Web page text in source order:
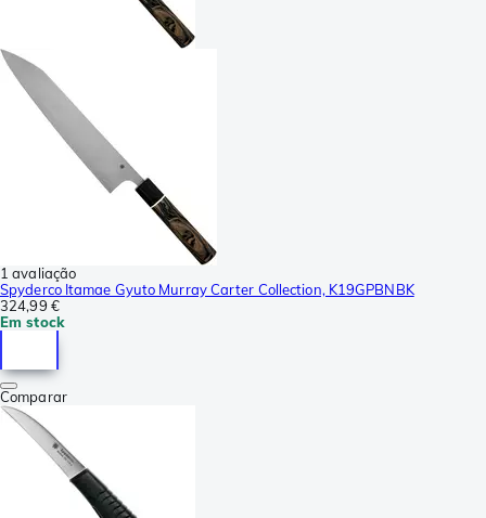
1 avaliação
Spyderco Itamae Gyuto Murray Carter Collection, K19GPBNBK
324,99 €
Em stock
Comparar